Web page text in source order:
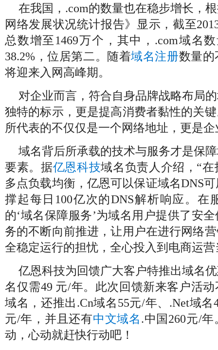
在我国， .com的数量也在稳步增长，
网络发展状况统计报告》显示，截至
总数增至1469万个，其中， .com域名
38.2% ，位居第二。随着域名注册数量的
将迎来入网高峰期。
对企业而言，符合自身品牌战略布局
独特的标示，更是提高消费者黏性的关
所代表的不仅仅是一个网络地址，更是
域名背后所承载的技术与服务才是保
要素。据亿恩科技域名负责人介绍，“
多点负载均衡，亿恩可以保证域名DNS可
撑起每日 100亿次的DNS解析响应。在
的‘域名保障服务’为域名用户提供了安
务的不断向前推进，让用户在进行网络
全稳定运行的担忧，全心投入到电商运营
亿恩科技为回馈广大客户特推出域名
名仅需49 元/年。此次回馈新来客户活
域名，还推出.Cn域名 55元/年、.Net域名
元/年 ，并且还有中文域名 .中国 260元/年
动，心动就赶快行动吧！